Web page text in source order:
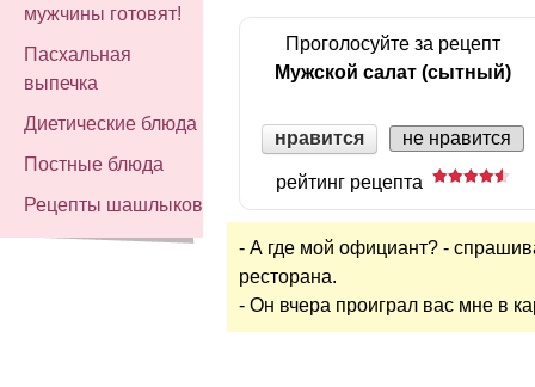
мужчины готовят!
Пасхальная
выпечка
Диетические блюда
Постные блюда
Рецепты шашлыков
Проголосуйте за рецепт
Мужской салат (сытный)
нравится не нравится
рейтинг рецепта
- А где мой официант? -
ресторана.
- Он вчера проиграл вас мне в